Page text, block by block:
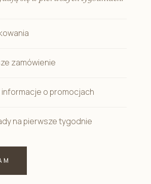
zamówienie
o promocjach
na pierwsze tygodnie